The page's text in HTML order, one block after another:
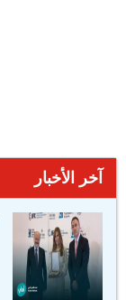
آخر الأخبار